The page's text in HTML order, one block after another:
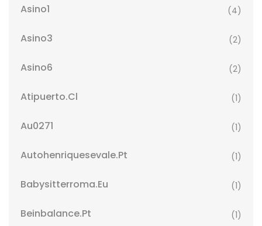
Asino1 (4)
Asino3 (2)
Asino6 (2)
Atipuerto.cl (1)
Au0271 (1)
Autohenriquesevale.pt (1)
Babysitterroma.eu (1)
Beinbalance.pt (1)